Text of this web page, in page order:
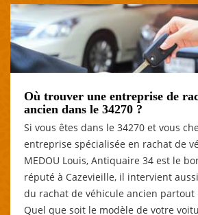
Où trouver une entreprise de
ancien dans le 34270 ?
Si vous êtes dans le 34270 et vous
entreprise spécialisée en rachat de
MEDOU Louis, Antiquaire 34 est le
réputé à Cazevieille, il intervient
du rachat de véhicule ancien partout
Quel que soit le modèle de votre